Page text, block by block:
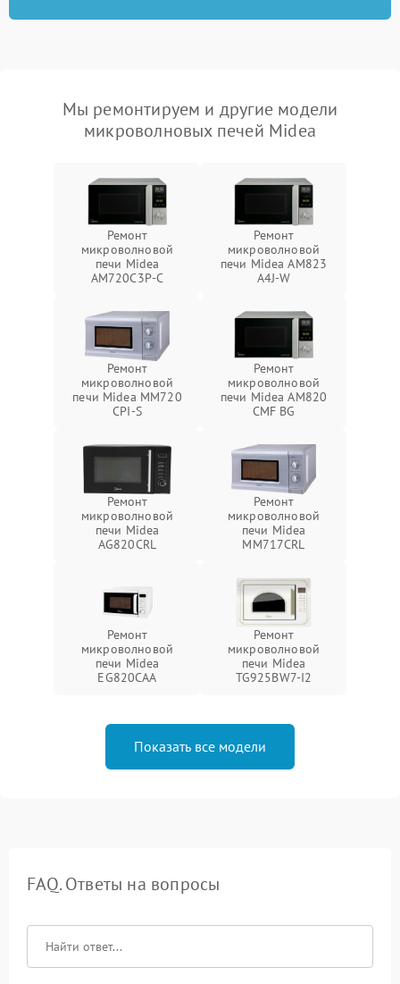
Мы ремонтируем и другие модели
микроволновых печей Midea
Ремонт
микроволновой
печи Midea
AM720C3P-C
Ремонт
микроволновой
печи Midea AM823
A4J-W
Ремонт
микроволновой
печи Midea MM720
CPI-S
Ремонт
микроволновой
печи Midea AM820
CMF BG
Ремонт
микроволновой
печи Midea
AG820CRL
Ремонт
микроволновой
печи Midea
MM717CRL
Ремонт
микроволновой
печи Midea
EG820CAA
Ремонт
микроволновой
печи Midea
TG925BW7-I2
Показать все модели
FAQ. Ответы на вопросы